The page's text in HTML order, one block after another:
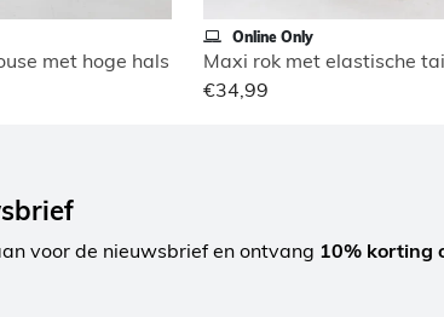
met hoge hals
Online Only
Maxi rok met elastische
€34,99
voor de nieuwsbrief en ontvang 10% korting